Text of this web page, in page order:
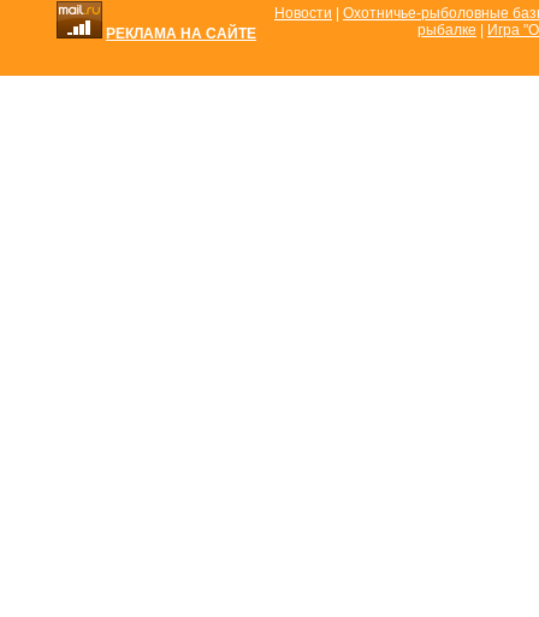
РЕКЛАМА НА САЙТЕ
Новости
Охотничье-рыболовные
рыбалке
Игра